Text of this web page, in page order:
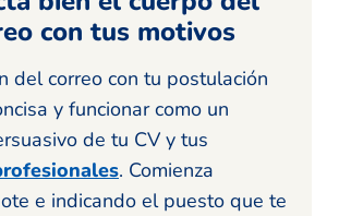
con tus motivos
del correo con tu postulación
y funcionar como un
de tu CV y tus
. Comienza
e indicando el puesto que te